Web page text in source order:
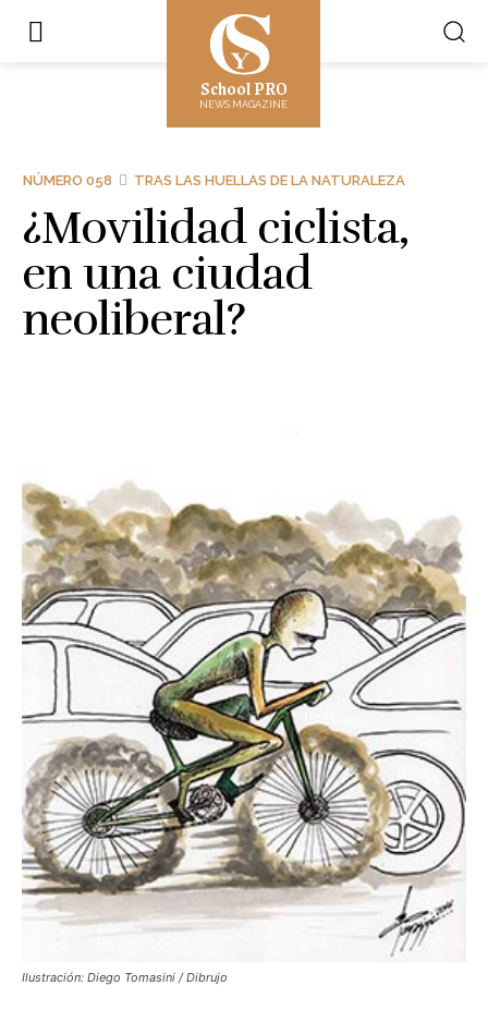
School PRO
NEWS MAGAZINE
NÚMERO 058 TRAS LAS HUELLAS DE LA NATURALEZA
¿Movilidad ciclista,
en una ciudad
neoliberal?
Ilustración: Diego Tomasini / Dibrujo